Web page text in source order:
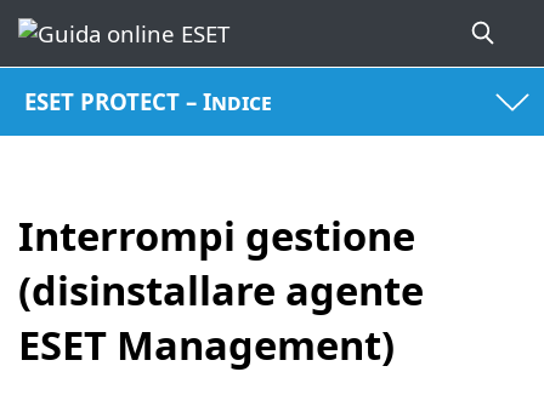
ESET PROTECT – Indice
Interrompi gestione
(disinstallare agente
ESET Management)